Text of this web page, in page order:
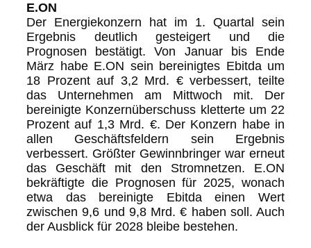
E.ON
Der Energiekonzern hat im 1. Quartal sein
Ergebnis deutlich gesteigert und die
Prognosen bestätigt. Von Januar bis Ende
März habe E.ON sein bereinigtes Ebitda um
18 Prozent auf 3,2 Mrd. € verbessert, teilte
das Unternehmen am Mittwoch mit. Der
bereinigte Konzernüberschuss kletterte um 22
Prozent auf 1,3 Mrd. €. Der Konzern habe in
allen Geschäftsfeldern sein Ergebnis
verbessert. Größter Gewinnbringer war erneut
das Geschäft mit den Stromnetzen. E.ON
bekräftigte die Prognosen für 2025, wonach
etwa das bereinigte Ebitda einen Wert
zwischen 9,6 und 9,8 Mrd. € haben soll. Auch
der Ausblick für 2028 bleibe bestehen.